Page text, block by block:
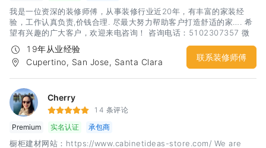
我是一位资深的装修师傅，从事装修行业近20年，有丰富的家装经
验，工作认真负责,价钱合理. 尽最大努力帮助客户打造舒适的家…. 希
望有兴趣的广大客户，欢迎来电咨询！ 咨询电话：5102307357 微
信号同手机号
19年从业经验
Cupertino, San Jose, Santa Clara
联系装修师傅
Cherry
14 条评论
Premium
实名认证 承包商
橱柜建材网站：https://www.cabinetideas-store.com/ We are